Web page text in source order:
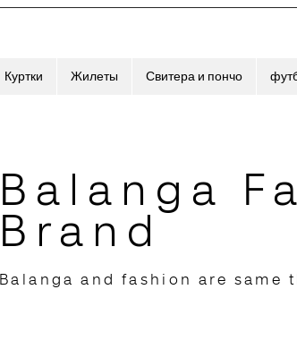
Куртки Жилеты Свитера и пончо
Balanga
Brand
Balanga and fashion are same